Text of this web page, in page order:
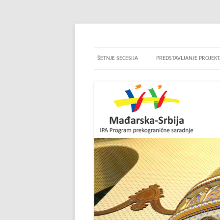
ŠETNJE SECESIJA PREDSTAVLJANJE